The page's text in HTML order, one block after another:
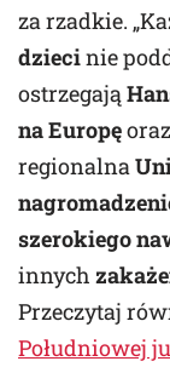
za rzadkie.
dziecinie
ostrzegają
na Europęoraz
regionalna
szerokiego
innych
Przeczytaj
Południowej